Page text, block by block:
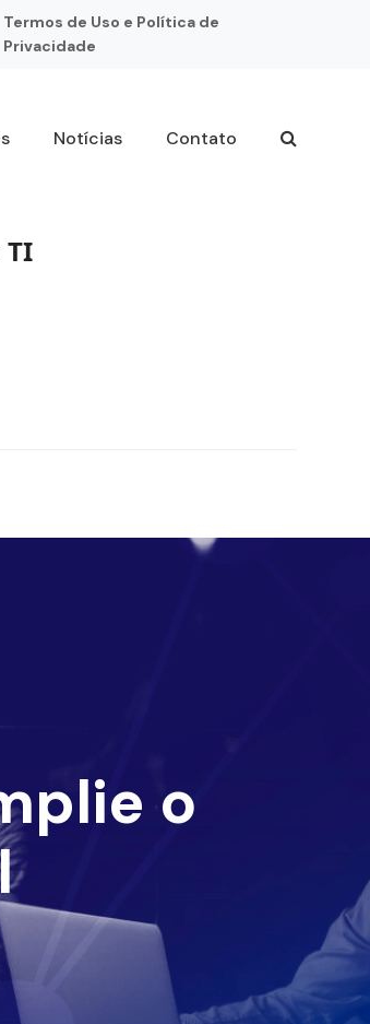
Termos de Uso e Política de
Privacidade
Notícias Contato
TI
o